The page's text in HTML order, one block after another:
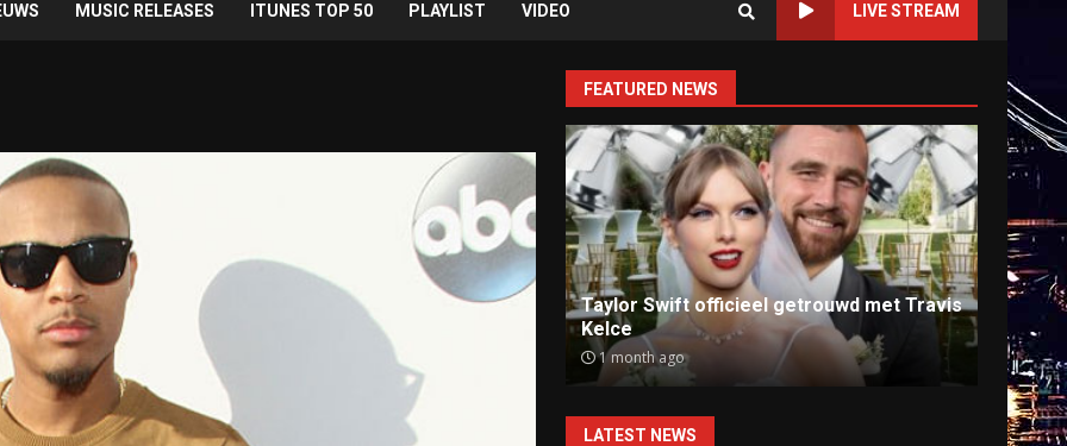
MUSIC RELEASES ITUNES TOP 50 PLAYLIST VIDEO LIVE STREAM
FEATURED NEWS
Taylor Swift officieel getrouwd met Travis
1 month ago
Ray J klaagt Kim Kardashian aan om
sekstape
9 months ago
Anti-
9
LATEST NEWS